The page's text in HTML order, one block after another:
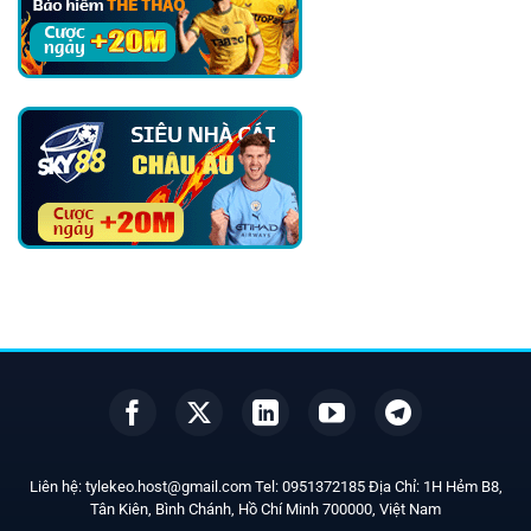
Liên hệ: tylekeo.host@gmail.comTel: 0951372185Địa Chỉ: 1H Hẻm B8,
Tân Kiên, Bình Chánh, Hồ Chí Minh 700000 , Việt Nam